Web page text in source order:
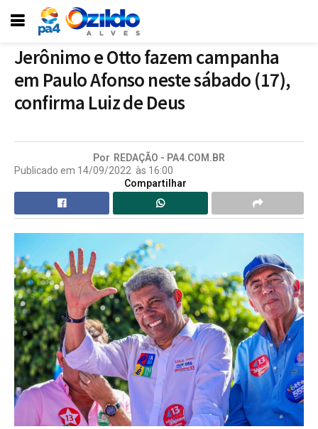
Jerônimo e Otto fazem campanha
em Paulo Afonso neste sábado (17),
confirma Luiz de Deus
Por REDAÇÃO - PA4.COM.BR
Publicado em 14/09/2022 às 16:00
Compartilhar